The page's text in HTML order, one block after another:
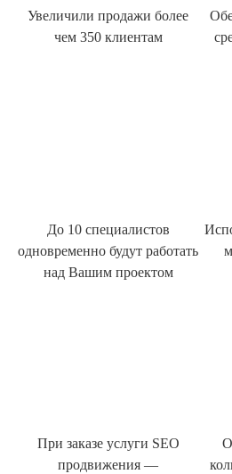
Увеличили продажи более
чем 350 клиентам
До 10 специалистов
одновременно будут работать
над Вашим проектом
При заказе услуги SEO
продвижения —